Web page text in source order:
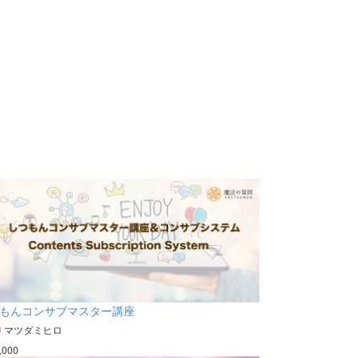
んコンサブマスター講座
マツダミヒロ